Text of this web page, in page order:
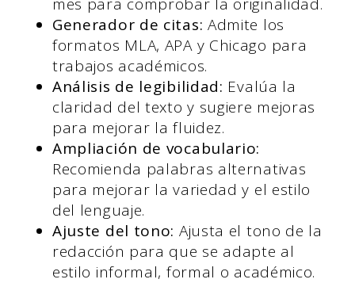
Generador de citas: Admite los
formatos MLA, APA y Chicago para
trabajos académicos.
Análisis de legibilidad: Evalúa la
claridad del texto y sugiere mejoras
para mejorar la fluidez.
Ampliación de vocabulario:
Recomienda palabras alternativas
para mejorar la variedad y el estilo
del lenguaje.
Ajuste del tono: Ajusta el tono de la
redacción para que se adapte al
estilo informal, formal o académico.